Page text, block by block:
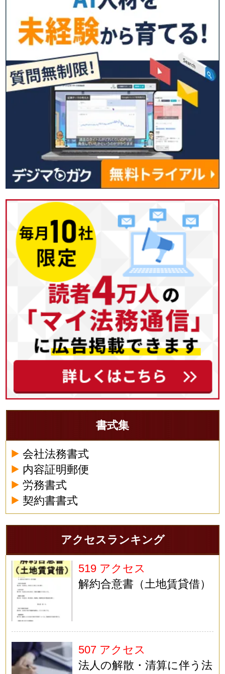
書式集
会社法務書式
内容証明郵便
労務書式
契約書書式
アクセスランキング
519 アクセス
解約合意書（土地賃貸借）
507 アクセス
法人の解散・清算に伴う法